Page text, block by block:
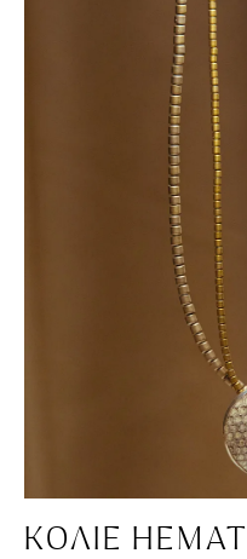
ΚΟΛΙΈ